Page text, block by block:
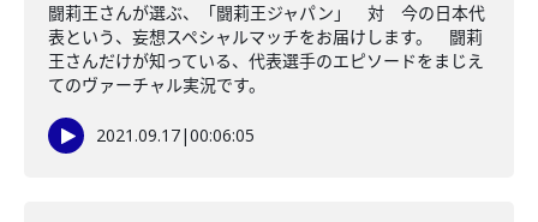
闘莉王さんが選ぶ、「闘莉王ジャパン」 対 今の日本代
表という、妄想スペシャルマッチをお届けします。 闘莉
王さんだけが知っている、代表選手のエピソードをまじえ
てのヴァーチャル実況です。
2021.09.17|00:06:05